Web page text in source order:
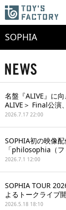
SOPHIA
名盤『ALIVE』に
ALIVE＞ Final公演
2026.7.17 22:00
SOPHIA初の映像
「philosophia（
2026.7.1 12:00
SOPHIA TOUR
よるトークライブ
2026.5.18 18:10